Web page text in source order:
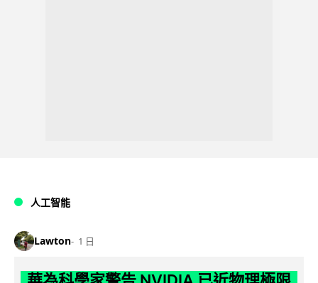
人工智能
Lawton 1 日